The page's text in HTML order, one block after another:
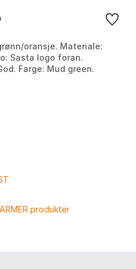
oransje. Materiale:
Sasta logo foran.
Farge: Mud green.
produkter